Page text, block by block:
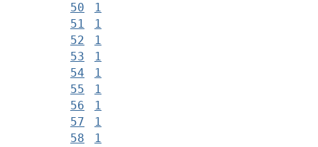
50
1
51
1
52
1
53
1
54
1
55
1
56
1
57
1
58
1